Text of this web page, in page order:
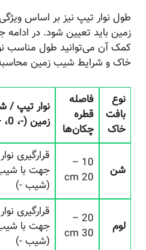
طول نوار تیپ نیز بر اساس
زمین باید تعیین شود. در ادامه
کمک آن می‌توانید طول مناسب
خاک و شرایط شیب زمین
نوع
بافت
خاک
فاصله
قطره
چکان‌ها
نوار تیپ /
زمین (-، 0، +)
شن
10 –
20 cm
قرارگیری
جهت با
(شیب -)
لوم
20 –
30 cm
قرارگیری
جهت با
(شیب -)